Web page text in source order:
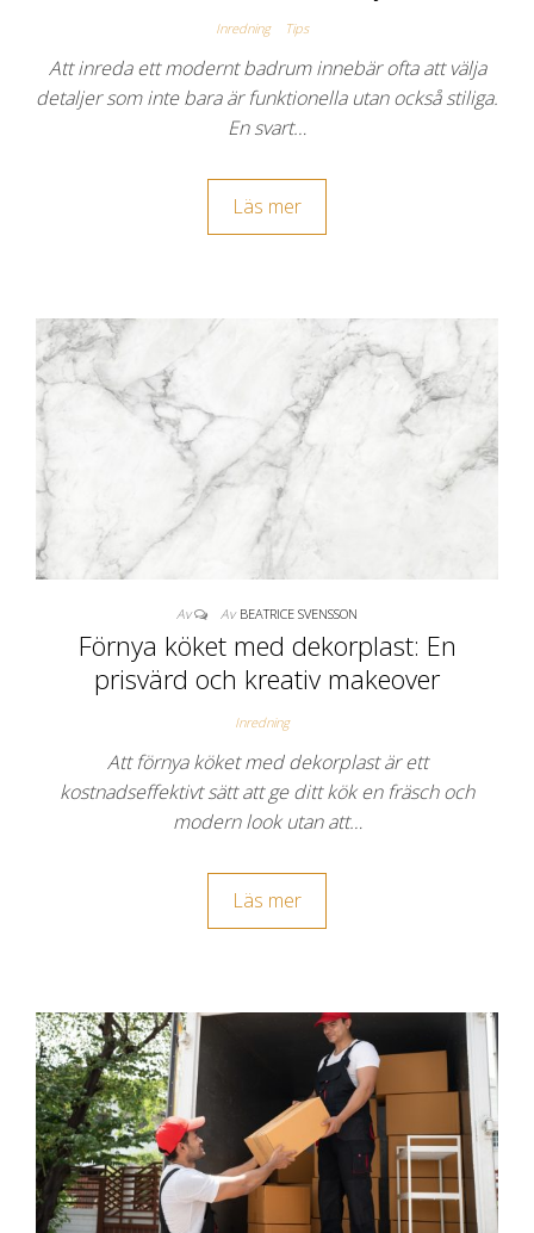
Inredning Tips
Att inreda ett modernt badrum innebär ofta att välja
detaljer som inte bara är funktionella utan också stiliga.
En svart…
Läs mer
Av Av BEATRICE SVENSSON
Förnya köket med dekorplast: En
prisvärd och kreativ makeover
Inredning
Att förnya köket med dekorplast är ett
kostnadseffektivt sätt att ge ditt kök en fräsch och
modern look utan att…
Läs mer